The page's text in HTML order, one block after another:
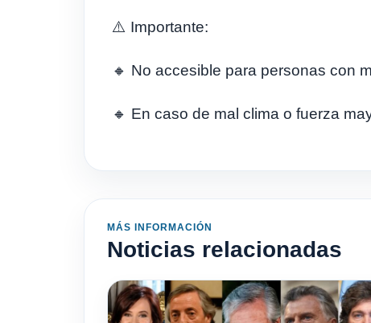
⚠️ Importante:
🔸 No accesible para personas con
🔸 En caso de mal clima o fuerza
MÁS INFORMACIÓN
Noticias relacionadas